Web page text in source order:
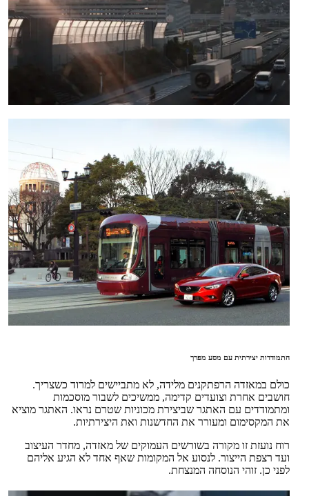
התמודדות יצירתית עם מסע מפרך
כולם במאזדה הרפתקנים מלידה, לא מתביישים למרוד כשצריך.
חושבים אחרת וצועדים קדימה, ממשיכים לשבור מוסכמות
ומתמודדים עם האתגר שביצירת מכוניות שטרם נראו. האתגר מוציא
את המקסימום ומעורר את החדשנות ואת היצירתיות.
רוח נועזת זו מקורה בשורשים העמוקים של מאזדה, מחדר העיצוב
ועד רצפת הייצור. לנסוע אל המקומות שאף אחד לא הגיע אליהם
לפני כן. זוהי הנוסחה המנצחת.